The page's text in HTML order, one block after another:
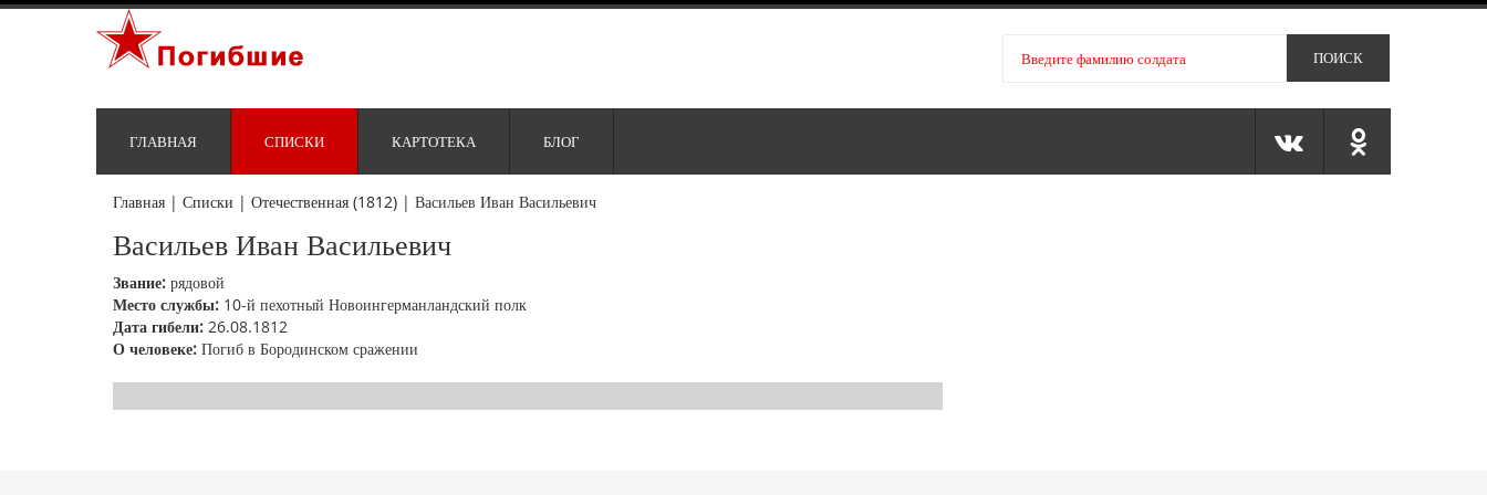
ГЛАВНАЯ СПИСКИ КАРТОТЕКА БЛОГ
Главная | Списки | Отечественная (1812) | Васильев Иван Васильевич
Васильев Иван Васильевич
Звание: рядовой
Место службы: 10-й пехотный Новоингерманландский полк
Дата гибели: 26.08.1812
О человеке: Погиб в Бородинском сражении